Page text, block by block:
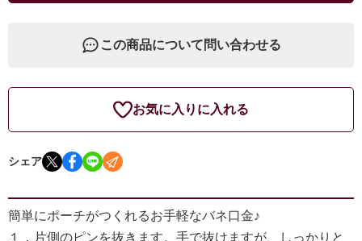
この商品について問い合わせる
お気に入りに入れる
シェア
簡単にポーチがつくれるお手軽なバネ口金♪
１．片側のピンを抜きます。手で抜けますが、しっかりと